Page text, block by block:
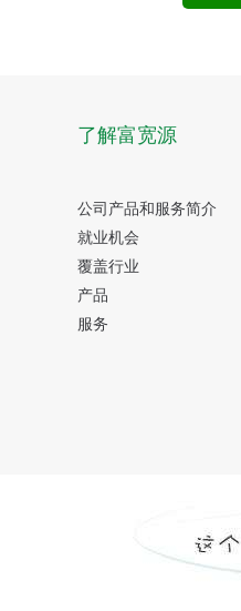
了解富宽源
公司产品和服务简介
就业机会
覆盖行业
产品
服务